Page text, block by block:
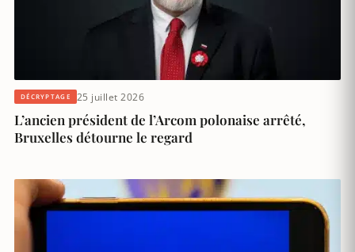
DÉCRYPTAGE 25 juillet 2026
L’ancien président de l’Arcom polonaise arrêté,
Bruxelles détourne le regard